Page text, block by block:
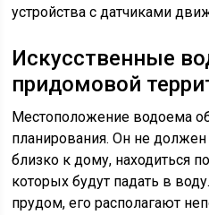
устройства с датчиками
Искусственные
придомовой
Местоположение водоема
планирования. Он не
близко к дому, находиться
которых будут падать в
прудом, его располагают